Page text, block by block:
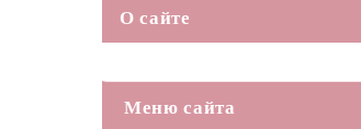
О сайте
Меню сайта